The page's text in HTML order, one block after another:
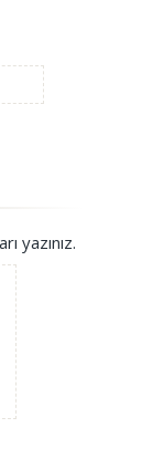
yazınız.